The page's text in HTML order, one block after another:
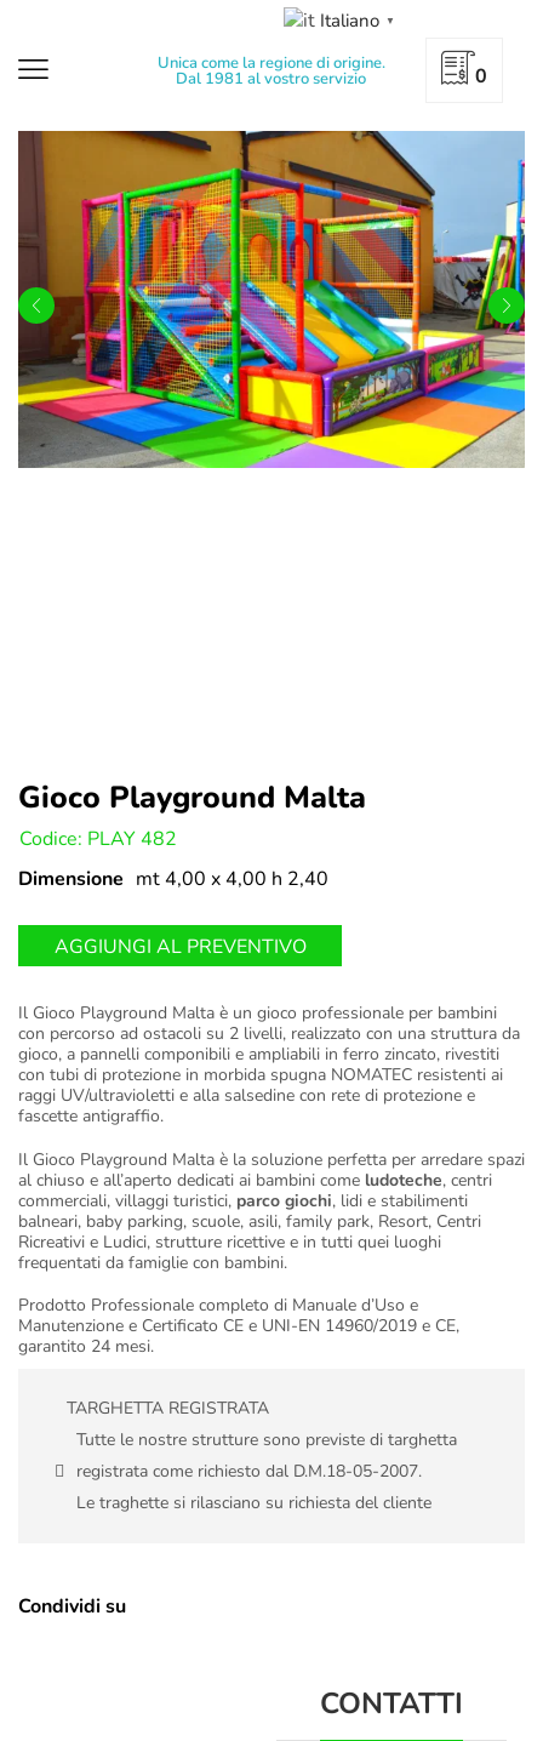
Italiano ▼
Unica come la regione di origine.
Dal 1981 al vostro servizio 0
Gioco Playground Malta
Codice: PLAY 482
Dimensione mt 4,00 x 4,00 h 2,40
AGGIUNGI AL PREVENTIVO
Il Gioco Playground Malta è un gioco professionale per bambini
con percorso ad ostacoli su 2 livelli, realizzato con una struttura da
gioco, a pannelli componibili e ampliabili in ferro zincato, rivestiti
con tubi di protezione in morbida spugna NOMATEC resistenti ai
raggi UV/ultravioletti e alla salsedine con rete di protezione e
fascette antigraffio.
Il Gioco Playground Malta è la soluzione perfetta per arredare spazi
al chiuso e all’aperto dedicati ai bambini come ludoteche, centri
commerciali, villaggi turistici, parco giochi, lidi e stabilimenti
balneari, baby parking, scuole, asili, family park, Resort, Centri
Ricreativi e Ludici, strutture ricettive e in tutti quei luoghi
frequentati da famiglie con bambini.
Prodotto Professionale completo di Manuale d’Uso e
Manutenzione e Certificato CE e UNI-EN 14960/2019 e CE,
garantito 24 mesi.
TARGHETTA REGISTRATA
Tutte le nostre strutture sono previste di targhetta
registrata come richiesto dal D.M.18-05-2007.
Le traghette si rilasciano su richiesta del cliente
Condividi su
CONTATTI